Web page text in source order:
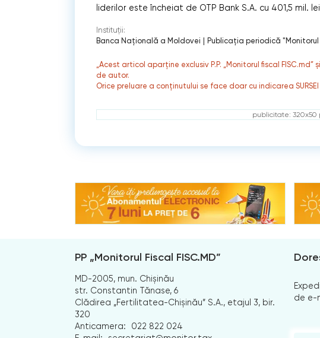
liderilor este încheiat de OTP Bank S.A. cu 401,5 mil.
Instituții:
Banca Naţională a Moldovei
Publicaţia periodică "Monitorul
„Acest articol aparține exclusiv P.P. „Monitorul fiscal
de autor.
Orice preluare a conținutului se face doar cu indicarea
publicitate: 320x50
PP „Monitorul Fiscal FISC.MD”
MD-2005, mun. Chișinău
str. Constantin Tănase, 6
Clădirea „Fertilitatea-Chișinău” S.A., etajul 3, bir.
320
Anticamera:
022 822 024
de e-